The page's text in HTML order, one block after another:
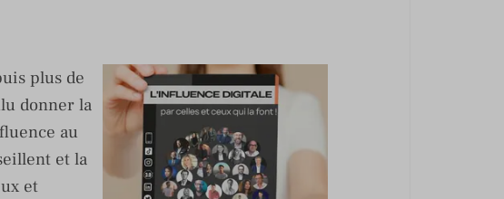
plus de
donner la
au
et la
et